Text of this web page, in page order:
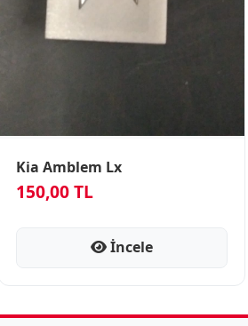
Kia Amblem Lx
150,00 TL
İncele